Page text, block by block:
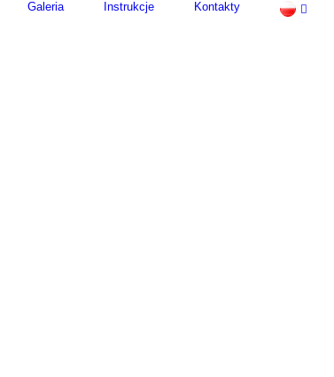
Galeria Instrukcje Kontakty